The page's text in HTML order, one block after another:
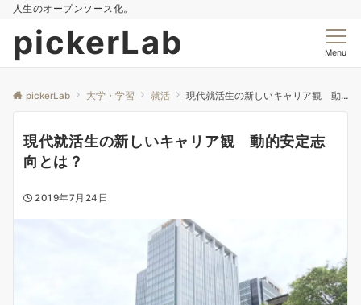
人生のオープンソース化。
pickerLab Menu
pickerLab 大学・学習 就活 現代就活生の新しいキャリア観 動的安定志向とは？
現代就活生の新しいキャリア観 動的安定志
向とは？
2019年7月24日